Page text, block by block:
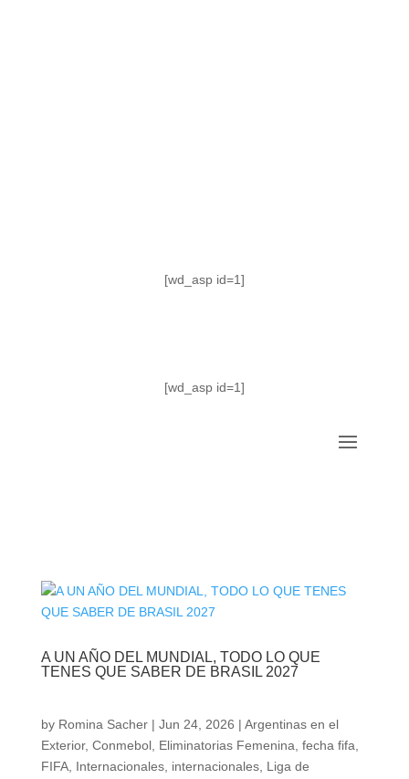
[wd_asp id=1]
[wd_asp id=1]
A UN AÑO DEL MUNDIAL, TODO LO QUE
TENES QUE SABER DE BRASIL 2027
by Romina Sacher| Jun 24, 2026 | Argentinas en el
Exterior, Conmebol, Eliminatorias Femenina fecha fifa
FIFA, Internacionales, internacionales, Liga de